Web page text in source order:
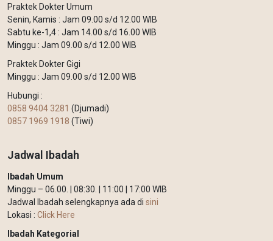
Praktek Dokter Umum
Senin, Kamis : Jam 09.00 s/d 12.00 WIB
Sabtu ke-1,4 : Jam 14.00 s/d 16.00 WIB
Minggu : Jam 09.00 s/d 12.00 WIB
Praktek Dokter Gigi
Minggu : Jam 09.00 s/d 12.00 WIB
Hubungi :
0858 9404 3281 (Djumadi)
0857 1969 1918 (Tiwi)
Jadwal Ibadah
Ibadah Umum
Minggu – 06.00. | 08:30. | 11:00 | 17:00 WIB
Jadwal Ibadah selengkapnya ada di sini
Lokasi : Click Here
Ibadah Kategorial